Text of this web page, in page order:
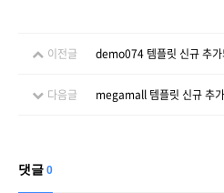
이전글 demo074 템플릿 신규 추
다음글 megamall 템플릿 신규 추
댓글 0